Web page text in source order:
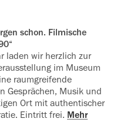
laden wir herzlich zur
im Museum
raumgreifende
Gesprächen, Musik und
Ort mit authentischer
Eintritt frei. Mehr